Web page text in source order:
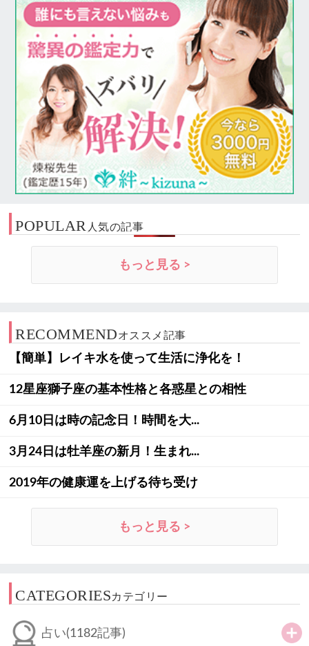
POPULAR 人気の記事
もっと見る >
RECOMMENDオススメ記事
【簡単】レイキ水を使って生活に浄化を！
12星座獅子座の基本性格と各惑星との相性
6月10日は時の記念日！時間を大...
3月24日は牡羊座の新月！生まれ...
2019年の健康運を上げる待ち受け
もっと見る >
CATEGORIESカテゴリー
占い(1182記事)